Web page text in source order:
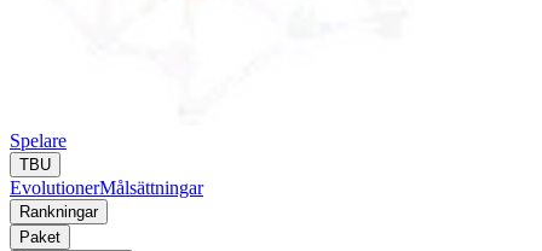
Spelare
TBU
EvolutionerMålsättningar
Rankningar
Paket